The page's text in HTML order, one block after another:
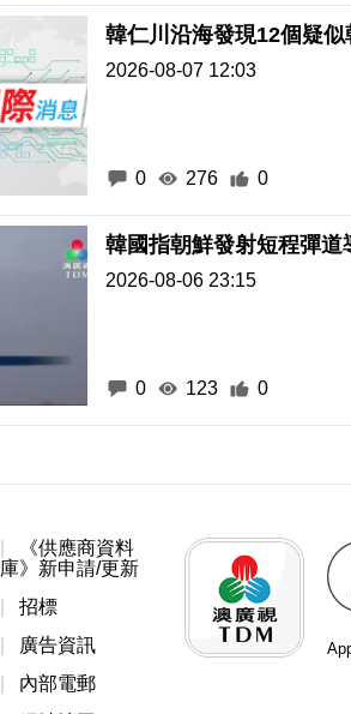
韓仁川沿海發現12個疑
2026-08-07 12:03
0 276 0
韓國指朝鮮發射短程彈道
2026-08-06 23:15
0 123 0
《供應商資料
庫》新申請/更新
招標
廣告資訊
內部電郵